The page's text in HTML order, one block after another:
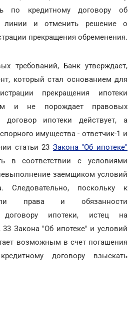
по кредитному договору об
линии и отменить решение о
прекращения обременения.
требований, Банк утверждает,
который стал основанием для
прекращения ипотеки
и не порождает правовых
договор ипотеки действует, а
имущества - ответчик-1 и
статьи 23 Закона "Об ипотеке"
в соответствии с условиями
заемщиком условий
Следовательно, поскольку к
права и обязанности
договору ипотеки, истец на
33 Закона "Об ипотеке" и условий
возможным в счет погашения
договору взыскать